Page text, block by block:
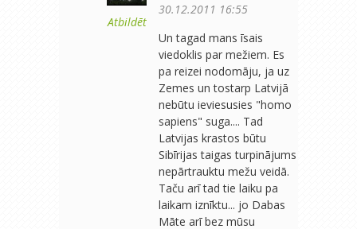
Atbildēt
30.12.2011 16:55
Un tagad mans īsais
viedoklis par mežiem. Es
pa reizei nodomāju, ja uz
Zemes un tostarp Latvijā
nebūtu ieviesusies "homo
sapiens" suga.... Tad
Latvijas krastos būtu
Sibīrijas taigas turpinājums
nepārtrauktu mežu veidā.
Taču arī tad tie laiku pa
laikam iznīktu... jo Dabas
Māte arī bez mūsu